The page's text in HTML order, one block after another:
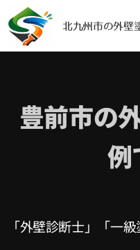
北九州市の外壁
豊前市の
例
「外壁診断士」「一